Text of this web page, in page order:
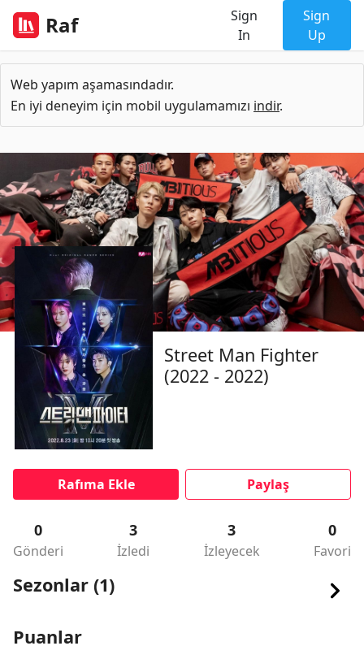
Raf
Sign
In
Sign
Up
Web yapım aşamasındadır.
En iyi deneyim için mobil uygulamamızı indir.
Street Man Fighter
(2022 - 2022)
Rafıma Ekle Paylaş
0
Gönderi
3
İzledi
3
İzleyecek
0
Favori
Sezonlar (1)
Puanlar